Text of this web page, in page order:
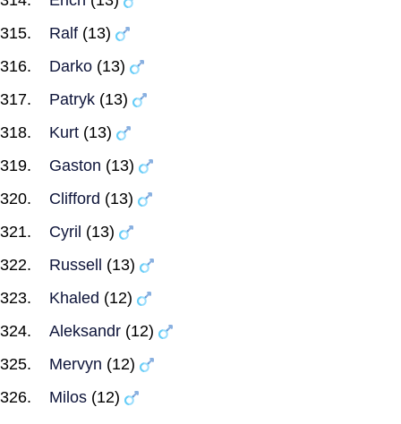
Ralf (13)
Darko (13)
Patryk (13)
Kurt (13)
Gaston (13)
Clifford (13)
Cyril (13)
Russell
(13)
Khaled (12)
Aleksandr (12)
Mervyn (12)
Milos (12)